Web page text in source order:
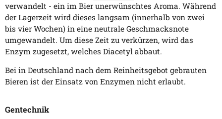
verwandelt - ein im Bier unerwünschtes Aroma. Während
der Lagerzeit wird dieses langsam (innerhalb von zwei
bis vier Wochen) in eine neutrale Geschmacksnote
umgewandelt. Um diese Zeit zu verkürzen, wird das
Enzym zugesetzt, welches Diacetyl abbaut.
Bei in Deutschland nach dem Reinheitsgebot gebrauten
Bieren ist der Einsatz von Enzymen nicht erlaubt.
Gentechnik